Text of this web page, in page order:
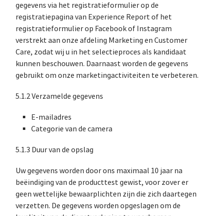
gegevens via het registratieformulier op de
registratiepagina van Experience Report of het
registratieformulier op Facebook of Instagram
verstrekt aan onze afdeling Marketing en Customer
Care, zodat wij u in het selectieproces als kandidaat
kunnen beschouwen. Daarnaast worden de gegevens
gebruikt om onze marketingactiviteiten te verbeteren.
5.1.2 Verzamelde gegevens
E-mailadres
Categorie van de camera
5.1.3 Duur van de opslag
Uw gegevens worden door ons maximaal 10 jaar na
beëindiging van de producttest gewist, voor zover er
geen wettelijke bewaarplichten zijn die zich daartegen
verzetten. De gegevens worden opgeslagen om de